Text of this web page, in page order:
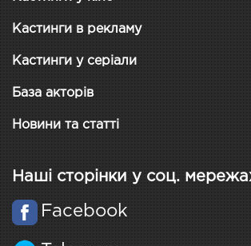
Кастинги в рекламу
Кастинги у серіали
База акторів
Новини та статті
Наші сторінки у соц.
Facebook